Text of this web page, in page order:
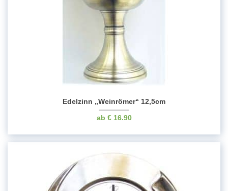
Edelzinn „Weinrömer“ 12,5cm
€16.90